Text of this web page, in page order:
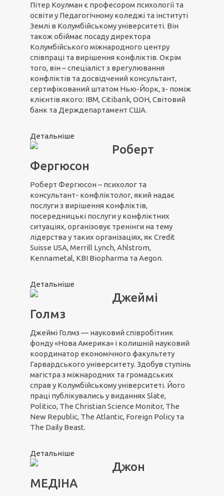
Пітер Коулман є професором психології та
освіти у Педагогічному коледжі та інституті
Землі в Колумбійському університеті. Він
також обіймає посаду директора
Колумбійського міжнародного центру
співпраці та вирішення конфліктів. Окрім
того, він – спеціаліст з врегулювання
конфліктів та досвідчений консультант,
сертифікований штатом Нью-Йорк, з- поміж
клієнтів якого: IBM, Citibank, ООН, Світовий
банк та Держдепартамент США.
Детальніше
Роберт
Фергюсон
Роберт Фергюсон – психолог та
консультант- конфліктолог, який надає
послуги з вирішення конфліктів,
посередницькі послуги у конфліктних
ситуаціях, організовує тренінги на тему
лідерства у таких організаціях, як Credit
Suisse USA, Merrill Lynch, Ahlstrom,
Kennametal, KBI Biopharma та Aegon.
Детальніше
Джеймі
Голмз
Джеймі Голмз — науковий співробітник
фонду «Нова Америка» і колишній науковий
координатор економічного факультету
Гарвардського університету. Здобув ступінь
магістра з міжнародних та громадських
справ у Колумбійському університеті. Його
праці публікувались у виданнях Slate,
Politico, The Christian Science Monitor, The
New Republic, The Atlantic, Foreign Policy та
The Daily Beast.
Детальніше
Джон
МЕДІНА